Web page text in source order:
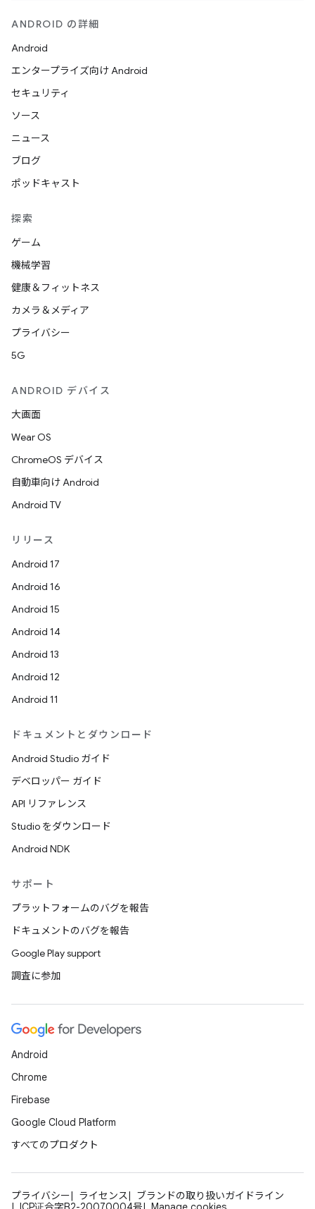
ANDROID の詳細
Android
エンタープライズ向け Android
セキュリティ
ソース
ニュース
ブログ
ポッドキャスト
探索
ゲーム
機械学習
健康＆フィットネス
カメラ＆メディア
プライバシー
5G
ANDROID デバイス
大画面
Wear OS
ChromeOS デバイス
自動車向け Android
Android TV
リリース
Android 17
Android 16
Android 15
Android 14
Android 13
Android 12
Android 11
ドキュメントとダウンロード
Android Studio ガイド
デベロッパー ガイド
API リファレンス
Studio をダウンロード
Android NDK
サポート
プラットフォームのバグを報告
ドキュメントのバグを報告
Google Play support
調査に参加
Android
Chrome
Firebase
Google Cloud Platform
すべてのプロダクト
プライバシー ライセンス
ブランドの取り扱いガイドライン